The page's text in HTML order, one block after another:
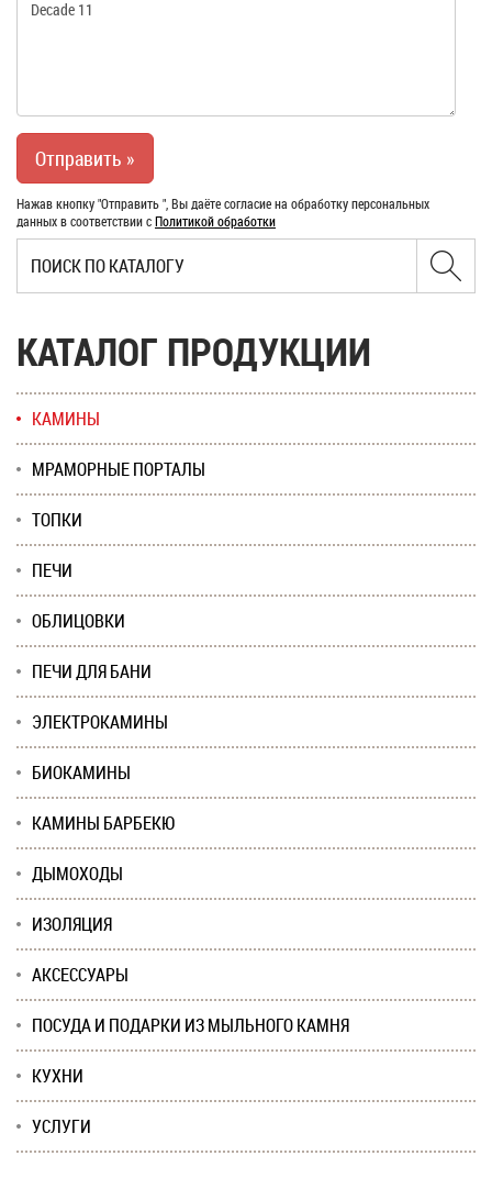
Нажав кнопку "Отправить ", Вы даёте согласие на обработку персональных
данных в соответствии сПолитикой обработки
КАТАЛОГ ПРОДУКЦИИ
КАМИНЫ
МРАМОРНЫЕ ПОРТАЛЫ
ТОПКИ
ПЕЧИ
ОБЛИЦОВКИ
ПЕЧИ ДЛЯ БАНИ
ЭЛЕКТРОКАМИНЫ
БИОКАМИНЫ
КАМИНЫ БАРБЕКЮ
ДЫМОХОДЫ
ИЗОЛЯЦИЯ
АКСЕССУАРЫ
ПОСУДА И ПОДАРКИ ИЗ МЫЛЬНОГО КАМНЯ
КУХНИ
УСЛУГИ